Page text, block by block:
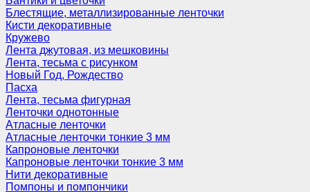
Блестящие, металлизированные ленточки
Кисти декоративные
Кружево
Лента джутовая, из мешковины
Лента, тесьма с рисунком
Новый Год, Рождество
Пасха
Лента, тесьма фигурная
Ленточки однотонные
Атласные ленточки
Атласные ленточки тонкие 3 мм
Капроновые ленточки
Капроновые ленточки тонкие 3 мм
Нити декоративные
Помпоны и помпончики